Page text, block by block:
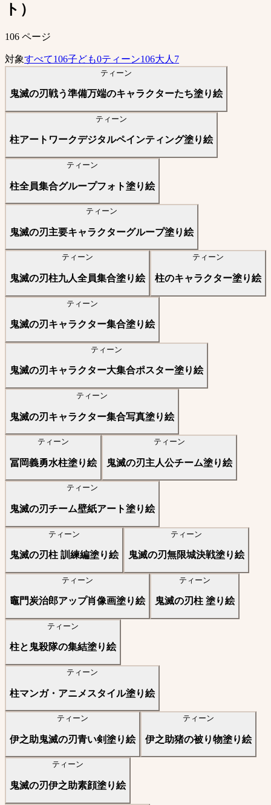
ト）
106 ページ
対象すべて106子ども0ティーン106大人 7
ティーン
鬼滅の刃戦う準備万端のキャラクターたち塗り絵
ティーン
柱アートワークデジタルペインティング塗り絵
ティーン
柱全員集合グループフォト塗り絵
ティーン
鬼滅の刃主要キャラクターグループ塗り絵
ティーン
鬼滅の刃柱九人全員集合塗り絵
ティーン
柱のキャラクター塗り絵
ティーン
鬼滅の刃キャラクター集合塗り絵
ティーン
鬼滅の刃キャラクター大集合ポスター塗り絵
ティーン
鬼滅の刃キャラクター集合写真塗り絵
ティーン
冨岡義勇水柱塗り絵
ティーン
鬼滅の刃主人公チーム塗り絵
ティーン
鬼滅の刃チーム壁紙アート塗り絵
ティーン
鬼滅の刃柱 訓練編塗り絵
ティーン
鬼滅の刃無限城決戦塗り絵
ティーン
竈門炭治郎アップ肖像画塗り絵
ティーン
鬼滅の刃柱 塗り絵
ティーン
柱と鬼殺隊の集結塗り絵
ティーン
柱マンガ・アニメスタイル塗り絵
ティーン
伊之助鬼滅の刃青い剣塗り絵
ティーン
伊之助猪の被り物塗り絵
ティーン
鬼滅の刃伊之助素顔塗り絵